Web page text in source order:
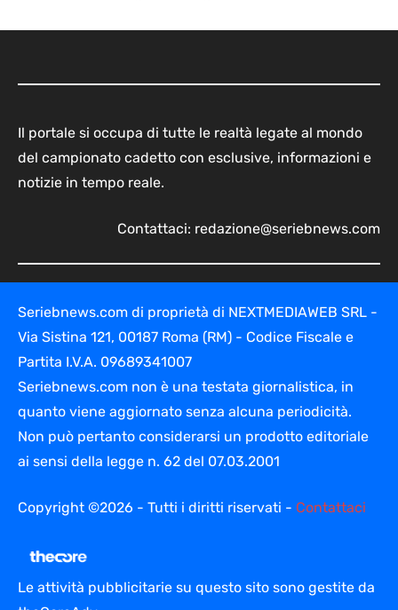
Il portale si occupa di tutte le realtà legate al mondo
del campionato cadetto con esclusive, informazioni e
notizie in tempo reale.
Contattaci: redazione@seriebnews.com
Seriebnews.com di proprietà di NEXTMEDIAWEB SRL -
Via Sistina 121, 00187 Roma (RM) - Codice Fiscale e
Partita I.V.A. 09689341007
Seriebnews.com non è una testata giornalistica, in
quanto viene aggiornato senza alcuna periodicità.
Non può pertanto considerarsi un prodotto editoriale
ai sensi della legge n. 62 del 07.03.2001
Copyright ©2026 - Tutti i diritti riservati - Contattaci
Le attività pubblicitarie su questo sito sono gestite da